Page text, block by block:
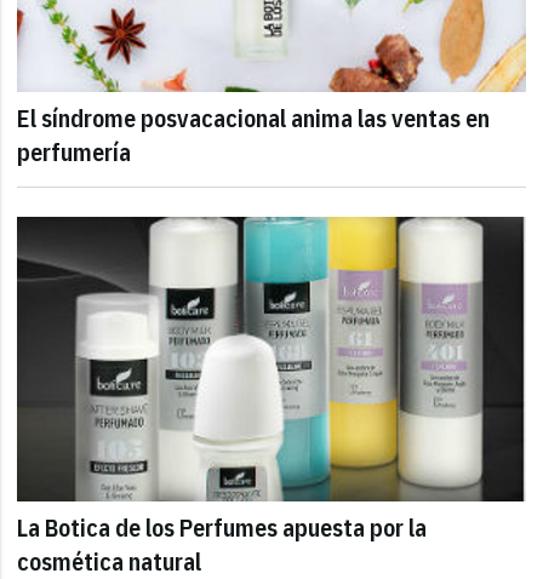
El síndrome posvacacional anima las ventas en
perfumería
La Botica de los Perfumes apuesta por la
cosmética natural